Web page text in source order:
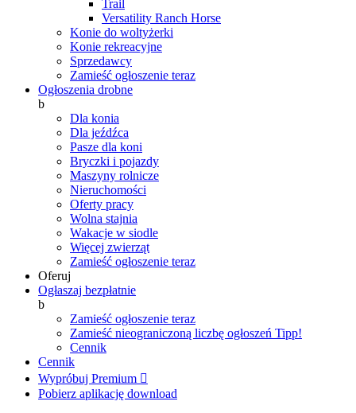
Trail
Versatility Ranch Horse
Konie do woltyżerki
Konie rekreacyjne
Sprzedawcy
Zamieść ogłoszenie teraz
Ogłoszenia drobne
b
Dla konia
Dla jeźdźca
Pasze dla koni
Bryczki i pojazdy
Maszyny rolnicze
Nieruchomości
Oferty pracy
Wolna stajnia
Wakacje w siodle
Więcej zwierząt
Zamieść ogłoszenie teraz
Oferuj
Ogłaszaj bezpłatnie
b
Zamieść ogłoszenie teraz
Zamieść nieograniczoną liczbę ogłoszeń Tipp!
Cennik
Cennik
Wypróbuj Premium 
Pobierz aplikację download